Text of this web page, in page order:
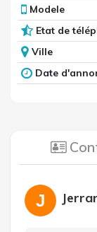
Modele
Etat de
Ville
Date
J